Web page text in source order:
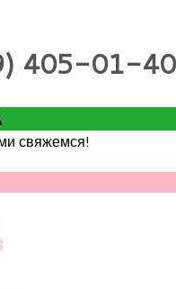
405-01-40
свяжемся!